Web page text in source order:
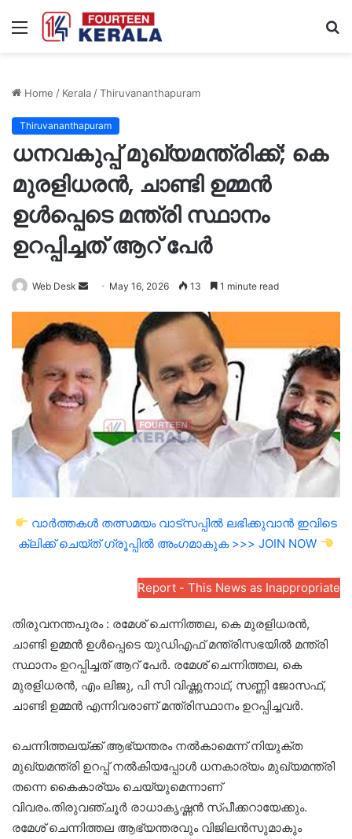
Menu
Home / Kerala/Thiruvananthapuram
Thiruvananthapuram
ധനവകുപ്പ് മുഖ്യമന്ത്രിക്ക്; കെ
മുരളിധരൻ, ചാണ്ടി ഉമ്മൻ
ഉൾപ്പെടെ മന്ത്രി സ്ഥാനം
ഉറപ്പിച്ചത് ആറ് പേർ
Web Desk
Send
email
May 16, 2026 13 1 minute read
വാർത്തകൾ തത്സമയം വാട്സപ്പിൽ ലഭിക്കുവാൻ ഇവിടെ
ക്ലിക്ക് ചെയ്ത് ഗ്രൂപ്പിൽ അംഗമാകുക >>> JOIN NOW
Report - This News as Inappropriate
തിരുവനന്തപുരം : രമേശ് ചെന്നിത്തല, കെ മുരളിധരൻ,
ചാണ്ടി ഉമ്മൻ ഉൾപ്പെടെ യുഡിഎഫ് മന്ത്രിസഭയിൽ മന്ത്രി
സ്ഥാനം ഉറപ്പിച്ചത് ആറ് പേർ. രമേശ് ചെന്നിത്തല, കെ
മുരളിധരൻ, എം ലിജു, പി സി വിഷ്ണുനാഥ്, സണ്ണി ജോസഫ്,
ചാണ്ടി ഉമ്മൻ എന്നിവരാണ് മന്ത്രിസ്ഥാനം ഉറപ്പിച്ചവർ.
ചെന്നിത്തലയ്ക്ക് ആഭ്യന്തരം നൽകാമെന്ന് നിയുക്ത
മുഖ്യമന്ത്രി ഉറപ്പ് നൽകിയപ്പോൾ ധനകാര്യം മുഖ്യമന്ത്രി
തന്നെ കൈകാര്യം ചെയ്യുമെന്നാണ്
വിവരം.തിരുവഞ്ചൂർ രാധാകൃഷ്ണൻ സ്പീക്കറായേക്കും.
രമേശ് ചെന്നിത്തല ആഭ്യന്തരവും വിജിലൻസുമാകും